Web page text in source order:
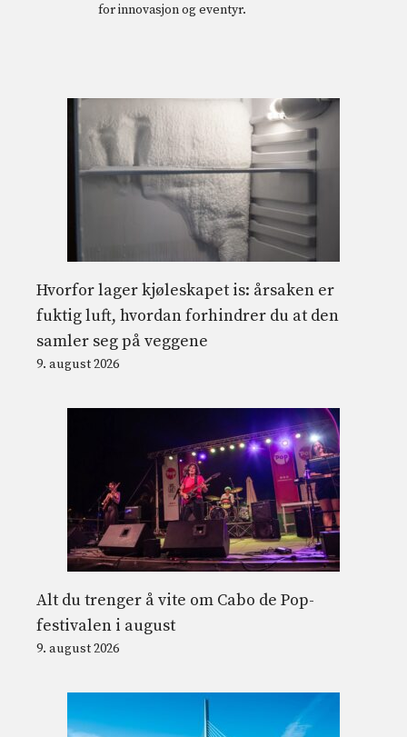
for innovasjon og eventyr.
Hvorfor lager kjøleskapet is: årsaken er
fuktig luft, hvordan forhindrer du at den
samler seg på veggene
9. august 2026
Alt du trenger å vite om Cabo de Pop-
festivalen i august
9. august 2026